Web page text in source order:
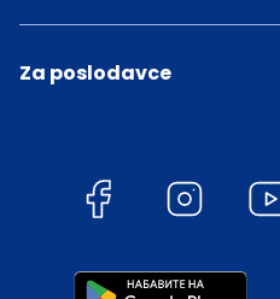
Za poslodavce